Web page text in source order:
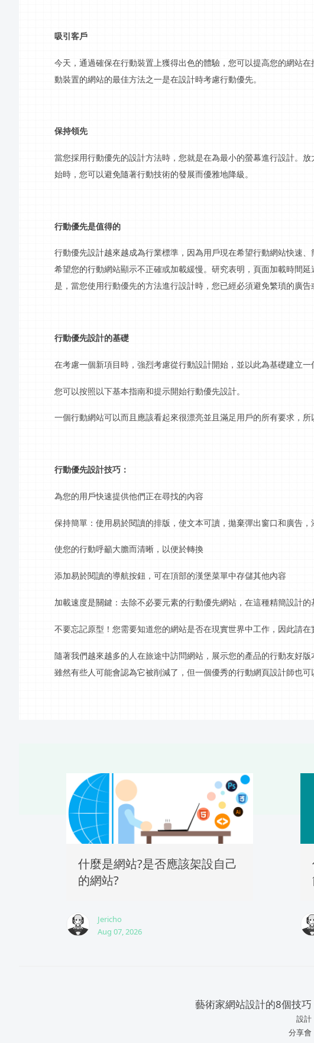
吸引客戶
今天，通過確保在行動裝置上獲得出色的體驗，您可以提高您的網站在
動裝置的網站的最佳方法之一是在設計時考慮行動優先。
保持領先
當您採用行動優先的設計方法時，您就是在為最小的螢幕進行設計。放
始時，您可以避免隨著行動技術的發展而優雅地降級。
行動優先是值得的
行動優先設計越來越成為行業標準，因為用戶現在希望行動網站快速、
希望您的行動網站顯示不正確或加載緩慢。研究表明，頁面加載時間延
是，當您使用行動優先的方法進行設計時，您已經必須避免繁瑣的廣
行動優先設計的基礎
在考慮一個新項目時，強烈考慮從行動設計開始，並以此為基礎建立一
您可以按照以下基本指南和提示開始行動優先設計。
一個行動網站可以而且應該看起來很漂亮並且滿足用戶的所有要求，
行動優先設計技巧：
為您的用戶快速提供他們正在尋找的內容
保持簡單：使用易於閱讀的排版，使文本可讀，拋棄彈出窗口和廣告
使您的行動呼籲大膽而清晰，以便於轉換
添加易於閱讀的導航按鈕，可在頂部的漢堡菜單中存儲其他內容
加載速度是關鍵：去除不必要元素的行動優先網站，在這種精簡設計的
不要忘記原型！您需要知道您的網站是否在現實世界中工作，因此請
隨著我們越來越多的人在旅途中訪問網站，展示您的產品的行動友好版
雖然有些人可能會認為它被削減了，但一個優秀的行動網頁設計師也可
什麼是網站?是否應該架設自己
的網站?
Jericho
Aug 07, 2026
藝術家網站設計的8個技巧
設計
分享會